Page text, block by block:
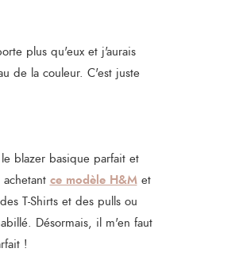
plus qu'eux et j'aurais
de la couleur. C'est juste
blazer basique parfait et
achetantce modèle H&Met
T-Shirts et des pulls ou
Désormais, il m'en faut
!